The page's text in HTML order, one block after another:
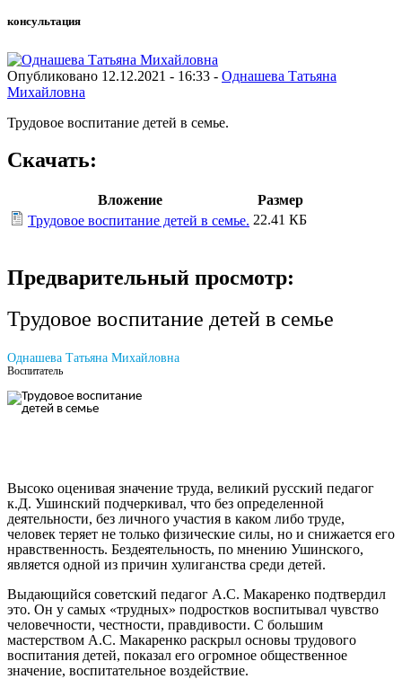
консультация
Опубликовано 12.12.2021 - 16:33 - Однашева Татьяна
Михайловна
Трудовое воспитание детей в семье.
Скачать:
Вложение
Размер
Трудовое воспитание детей в семье. 22.41 КБ
Предварительный просмотр:
Трудовое воспитание детей в семье
Однашева Татьяна Михайловна
Воспитатель
Высоко оценивая значение труда, великий русский педагог
к.Д. Ушинский подчеркивал, что без определенной
деятельности, без личного участия в каком либо труде,
человек теряет не только физические силы, но и снижается его
нравственность. Бездеятельность, по мнению Ушинского,
является одной из причин хулиганства среди детей.
Выдающийся советский педагог А.С. Макаренко подтвердил
это. Он у самых «трудных» подростков воспитывал чувство
человечности, честности, правдивости. С большим
мастерством А.С. Макаренко раскрыл основы трудового
воспитания детей, показал его огромное общественное
значение, воспитательное воздействие.